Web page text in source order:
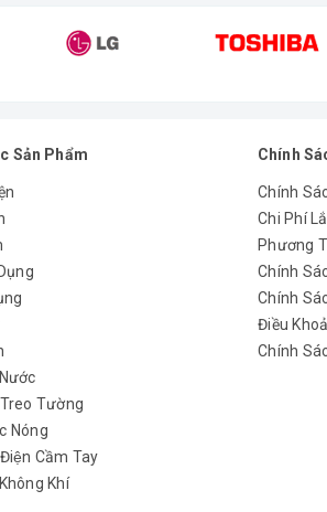
trường nhiều năm, họ luôn nổ lực
Sản Phẩm
Tường
Nóng
Cầm Tay
Khí
Chính
Chính
Chi Phí
Phương
Chính
Chính
Điều
Chính